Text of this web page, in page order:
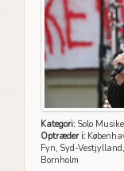
Kategori:Solo
Optræder i:
Fyn, Syd-
Bornholm